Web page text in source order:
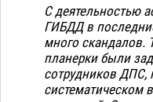
С деятельностью
ГИБДД в
много скандалов.
планерки были
сотрудников ДПС,
систематическом